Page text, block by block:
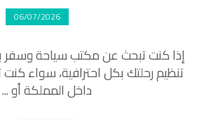
06/07/2026
إذا كنت تبحث عن مكتب سياحة وسفر
تنظيم رحلتك بكل احترافية، سواء
داخل المملكة أو ...